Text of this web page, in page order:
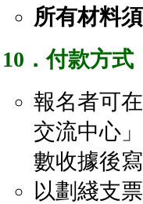
所有材料
10 ．付款方式
報名者可
交流中心
數收據後
以劃綫支